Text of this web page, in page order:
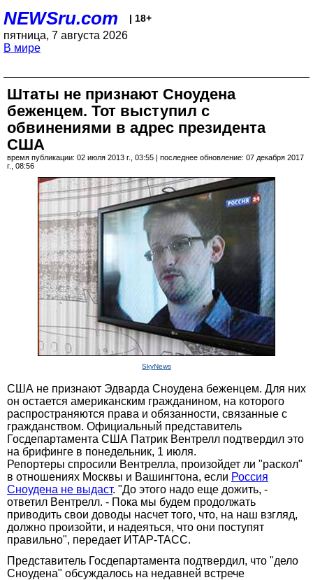
NEWSru.com | 18+
пятница, 7 августа 2026
В мире
Штаты не признают Сноудена
беженцем. Тот выступил с
обвинениями в адрес президента
США
время публикации: 02 июля 2013 г., 03:55 | последнее обновление: 07 декабря 2017
г., 08:56
SkyNews
США не признают Эдварда Сноудена беженцем. Для них
он остается американским гражданином, на которого
распространяются права и обязанности, связанные с
гражданством. Официальный представитель
Госдепартамента США Патрик Вентрелл подтвердил это
на брифинге в понедельник, 1 июля.
Репортеры спросили Вентрелла, произойдет ли "раскол"
в отношениях Москвы и Вашингтона, если Россия
Сноудена не выдаст. "До этого надо еще дожить, -
ответил Вентрелл. - Пока мы будем продолжать
приводить свои доводы насчет того, что, на наш взгляд,
должно произойти, и надеяться, что они поступят
правильно", передает ИТАР-ТАСС.
Представитель Госдепартамента подтвердил, что "дело
Сноудена" обсуждалось на недавней встрече